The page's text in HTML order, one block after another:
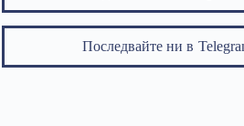
Последвайте ни в